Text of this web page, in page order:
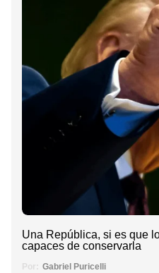
Una República, si es que
capaces de conservarla
Por: Gabriel Puricelli